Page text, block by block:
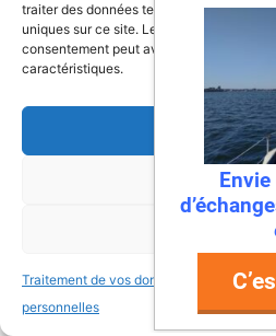
traiter des données telles que le
uniques sur ce site. Le fait de ne pas
consentement peut avoir un effet négatif
caractéristiques.
Refuser
Voir les
Traitement de vos données
personnelles
6 août 2026
Envie de fraicheur ?